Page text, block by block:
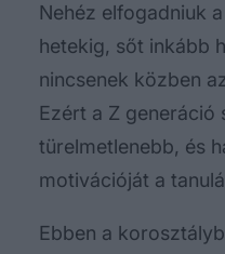
Nehéz elfogadniuk
hetekig, sőt inkább
nincsenek közben
Ezért a Z generáció
türelmetlenebb, és
motivációját a
Ebben a